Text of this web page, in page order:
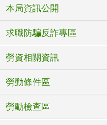
本局資訊公開
求職防騙反詐專區
勞資相關資訊
勞動條件區
勞動檢查區